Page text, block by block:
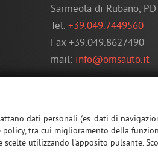
Sarmeola di Rubano, PD
Tel. +39.049.7449560
Fax +39.049.8627490
mail: info@omsauto.it
dati personali (es. dati di
tra cui miglioramento della
utilizzando l'apposito pulsante.